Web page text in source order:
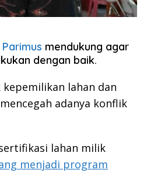
mendukung agar
dengan baik.
lahan dan
adanya konflik
lahan milik
menjadi program